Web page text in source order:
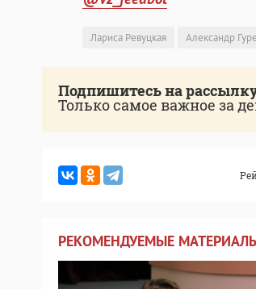
Лариса Ревуцкая Александр
Подпишитесь на
Только самое важное за
РЕКОМЕНДУЕМЫЕ